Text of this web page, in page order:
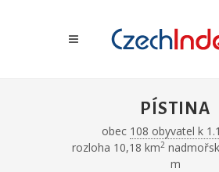
PÍSTINA
obec 108 obyvatel k
rozloha 10,18 km2
m